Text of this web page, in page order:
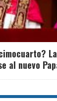
al nuevo